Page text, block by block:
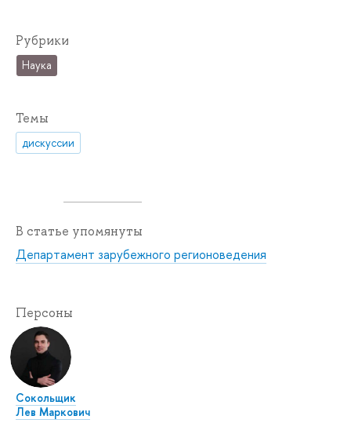
Рубрики
Наука
Темы
дискуссии
В статье упомянуты
Департамент зарубежного регионоведения
Персоны
Сокольщик
Лев Маркович